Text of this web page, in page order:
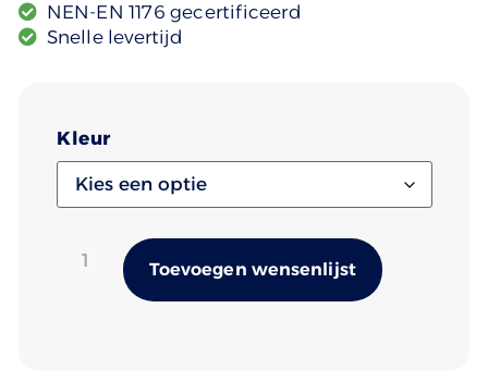
NEN-EN 1176 gecertificeerd
Snelle levertijd
Kleur
Toevoegen wensenlijst